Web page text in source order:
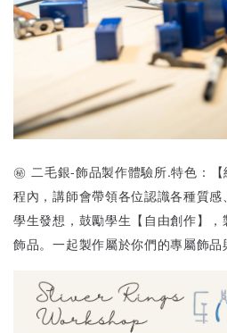
㊙︎ 二毛銀-飾品製作體驗所.特色：
程內，講師會帶領各位認識各種質
學生發想，鼓勵學生【自由創作】
飾品。一起製作屬於你們的專屬飾品